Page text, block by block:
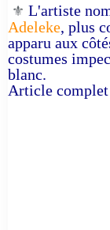
⚜️ L'artiste
Adeleke, plus
apparu aux
costumes
blanc.
Article complet